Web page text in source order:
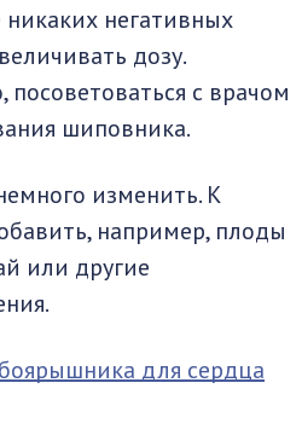
негативных
дозу.
посоветоваться с врачом
шиповника.
изменить. К
например, плоды
или другие
для сердца